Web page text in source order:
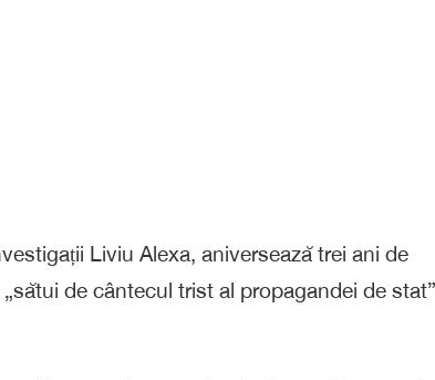
Liviu Alexa, aniversează trei ani de
de cântecul trist al propagandei de